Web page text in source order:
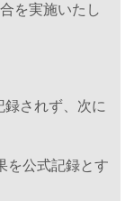
を実施いたし
されず、次に
を公式記録とす